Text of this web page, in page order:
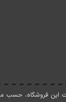
اين فروشگاه، حسب